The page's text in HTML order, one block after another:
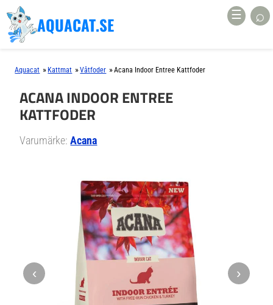
AQUACAT.SE ☰ ⌕
Aquacat » Kattmat »Våtfoder »Acana Indoor Entree Kattfoder
ACANA INDOOR ENTREE
KATTFODER
Varumärke:Acana
‹ ›